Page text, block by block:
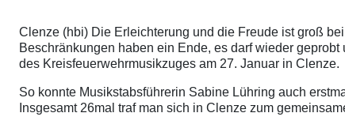
Clenze (hbi) Die Erleichterung und die Freude ist groß
Beschränkungen haben ein Ende, es darf wieder
des Kreisfeuerwehrmusikzuges am 27. Januar in Clenze.
So konnte Musikstabsführerin Sabine Lühring auch
Insgesamt 26mal traf man sich in Clenze zum